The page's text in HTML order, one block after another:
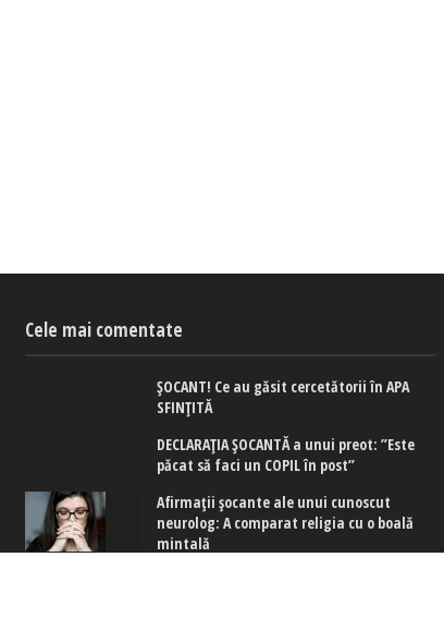
Cele mai comentate
ȘOCANT! Ce au găsit cercetătorii în APA
SFINȚITĂ
DECLARAȚIA ȘOCANTĂ a unui preot: ”Este
păcat să faci un COPIL în post”
Afirmaţii şocante ale unui cunoscut
neurolog: A comparat religia cu o boală
mintală